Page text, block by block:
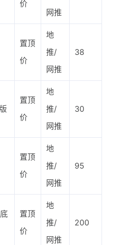
价
网推
置顶
价
地
推/
网推
38
置顶
价
地
推/
网推
30
置顶
价
地
推/
网推
95
置顶
价
地
推/
网推
200